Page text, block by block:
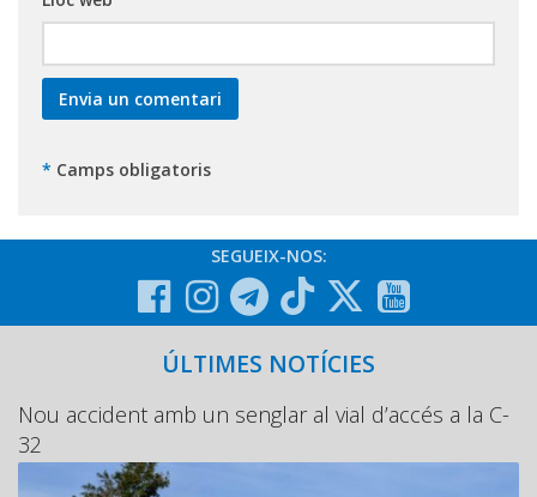
* Camps obligatoris
SEGUEIX-NOS:
ÚLTIMES NOTÍCIES
Nou accident amb un senglar al vial d’accés a la C-
32